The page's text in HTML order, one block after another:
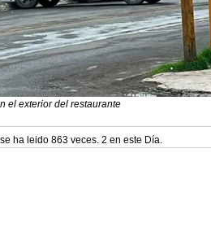
el exterior del restaurante
ha leido 863 veces. 2 en este Día.